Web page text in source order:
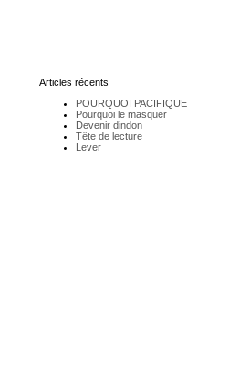
Articles récents
POURQUOI PACIFIQUE
Pourquoi le masquer
Devenir dindon
Tête de lecture
Lever